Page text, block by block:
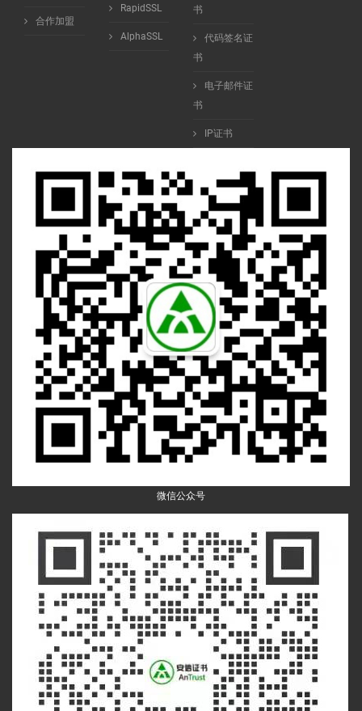
合作加盟
RapidSSL
AlphaSSL
书
代码签名证
书
电子邮件证
书
IP证书
微信公众号